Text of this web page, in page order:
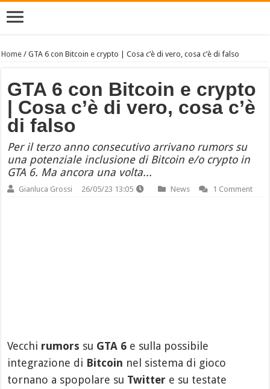
Home /GTA 6 con Bitcoin e crypto | Cosa c’è di vero, cosa c’è di falso
GTA 6 con Bitcoin e crypto
| Cosa c’è di vero, cosa c’è
di falso
Per il terzo anno consecutivo arrivano rumors su
una potenziale inclusione di Bitcoin e/o crypto in
GTA 6. Ma ancora una volta...
Gianluca Grossi 26/05/23 13:05 News 1 Comment
Vecchi rumors su GTA 6 e sulla possibile
integrazione di Bitcoin nel sistema di gioco
tornano a spopolare su Twitter e su testate